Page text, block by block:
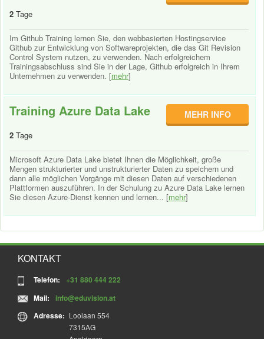
2 Tage
Im Github Training lernen Sie, den webbasierten Hostingservice
Github zur Entwicklung von Softwareprojekten, die das Git Revision
Control System nutzen, zu verwenden. Nach erfolgreichem
Trainingsabschluss sind Sie in der Lage, Github erfolgreich in Ihrem
Unternehmen zu verwenden. [mehr]
Training Azure Data Lake
2 Tage
MEHR INFO
Microsoft Azure Data Lake bietet Ihnen die Möglichkeit, große
Mengen strukturierter und unstrukturierter Daten zu speichern und
dann alle möglichen Vorgänge mit diesen Daten auf verschiedenen
Plattformen auszuführen. In der Schulung zu Azure Data Lake lernen
Sie diesen Azure-Dienst kennen und lernen... [mehr]
KONTAKT
Telefon:
+31 880 444 222
Mail:
info@eduvision.at
Adresse: Loolaan 554
7315AG